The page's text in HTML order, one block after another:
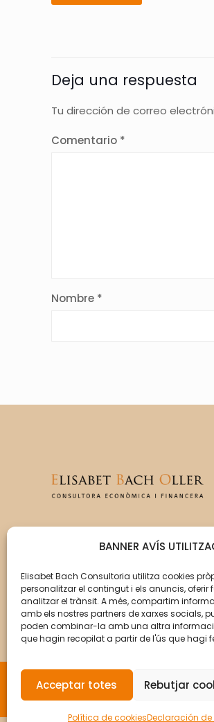
BANNER AVÍS
Elisabet Bach Consultoria utilitza cookies
personalitzar el contingut i els anuncis, oferir
analitzar el trànsit. A més, compartim
amb els nostres partners de xarxes socials,
poden combinar-la amb una altra
que hagin recopilat a partir de l'ús que hagi
Acceptar totes Rebutjar
Política de cookiesDeclaración
Deja una respuesta
Tu dirección de correo
Comentario *
Nombre *
del creixement de la teva
empresa perquè aquesta
assoleixi els seus objectius.
© Copyright 2026 Elisabet